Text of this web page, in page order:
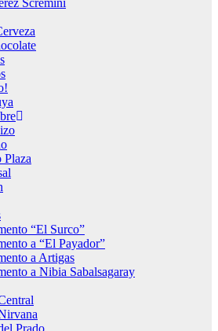
“El Surco”
a “El Payador”
a Artigas
a Nibia Sabalsagaray
Prado